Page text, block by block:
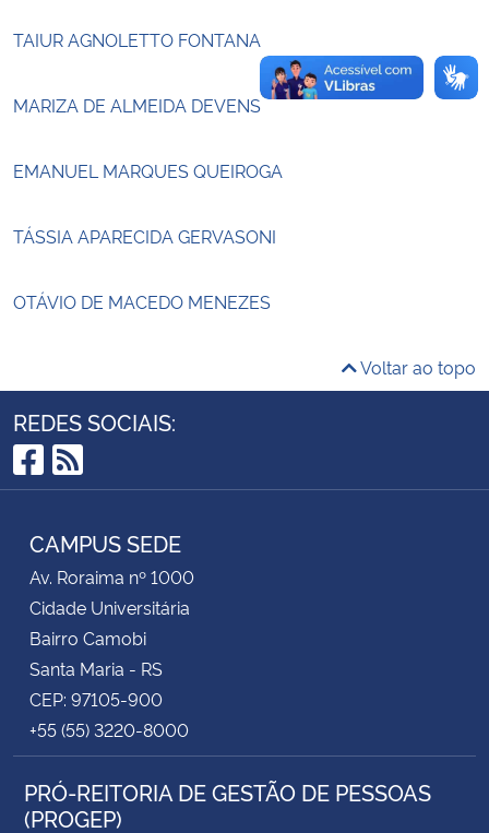
TAIUR AGNOLETTO FONTANA
MARIZA DE ALMEIDA DEVENS
EMANUEL MARQUES QUEIROGA
TÁSSIA APARECIDA GERVASONI
OTÁVIO DE MACEDO MENEZES
Voltar ao topo
REDES SOCIAIS:
Facebook
RSS
CAMPUS SEDE
Av. Roraima nº 1000
Cidade Universitária
Bairro Camobi
Santa Maria - RS
CEP: 97105-900
+55 (55) 3220-8000
PRÓ-REITORIA DE GESTÃO DE PESSOAS
(PROGEP)